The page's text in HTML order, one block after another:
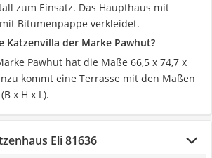
zum Einsatz. Das Haupthaus mit
Bitumenpappe verkleidet.
Katzenvilla der Marke Pawhut?
Pawhut hat die Maße 66,5 x 74,7 x
kommt eine Terrasse mit den Maßen
x H x L).
Eli 81636